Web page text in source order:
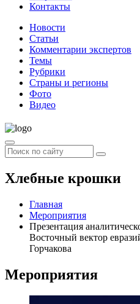
Контакты
Новости
Статьи
Комментарии экспертов
Темы
Рубрики
Страны и регионы
Фото
Видео
Хлебные крошки
Главная
Мероприятия
Презентация
Восточный вектор
Горчакова
Мероприятия